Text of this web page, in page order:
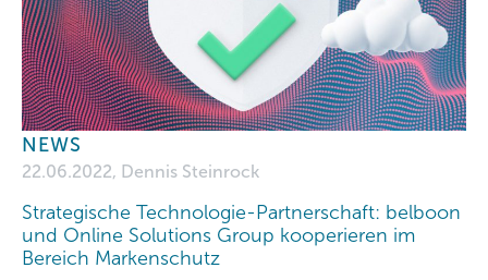
NEWS
22.06.2022, Dennis Steinrock
Strategische Technologie-Partnerschaft: belboon
und Online Solutions Group kooperieren im
Bereich Markenschutz